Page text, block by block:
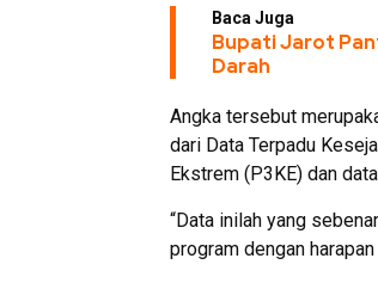
Baca Juga
Bupati Jarot
Darah
Angka tersebut
dari Data Terpadu
Ekstrem (P3KE) dan
“Data inilah yang
program dengan